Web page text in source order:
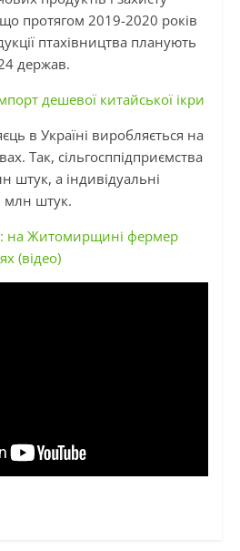
протягом 2019-2020 років
птахівництва планують
держав.
дешевої китайської ікри
в Україні виробляється на
Так, сільгосппідприємства
штук, а індивідуальні
млн штук.
на Житомирщині фермер
(відео)